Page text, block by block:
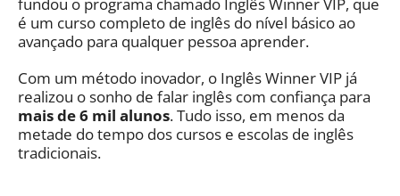
fundou o programa chamado Inglês Winner VIP, que
é um curso completo de inglês do nível básico ao
avançado para qualquer pessoa aprender.
Com um método inovador, o Inglês Winner VIP já
realizou o sonho de falar inglês com confiança para
mais de 6 mil alunos. Tudo isso, em menos da
metade do tempo dos cursos e escolas de inglês
tradicionais.